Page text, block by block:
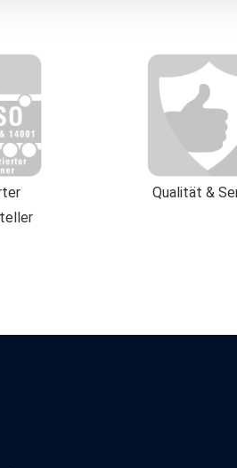
gem. Art. 49 Abs. 1 S. 1 lt. a
Gerichtshof als ein Land mit
Es besteht insbesondere das
möglicherweise auch ohne
von uns genutzten Cookies und
Qualität &